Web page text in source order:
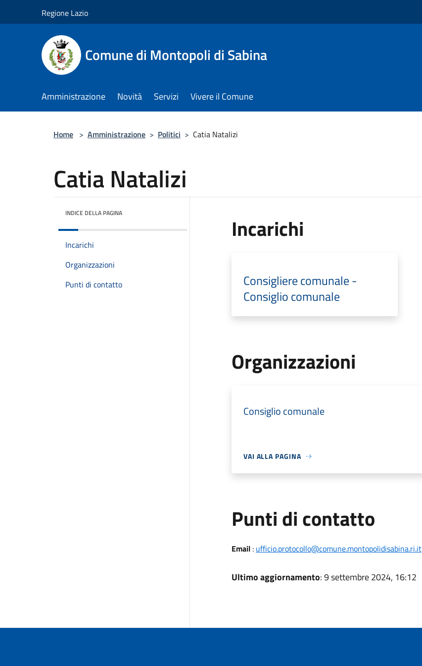
Regione Lazio
Comune di Montopoli di Sabina
Amministrazione Novità Servizi Vivere il Comune
Home > Amministrazione > Politici > Catia Natalizi
Catia Natalizi
INDICE DELLA PAGINA
Incarichi
Organizzazioni
Punti di contatto
Incarichi
Consigliere comunale -
Consiglio comunale
Organizzazioni
Consiglio comunale
VAI ALLA PAGINA
Punti di contatto
Email: ufficio.protocollo@comune.montopolidisabina.ri.it
Ultimo aggiornamento: 9 settembre 2024, 16:12